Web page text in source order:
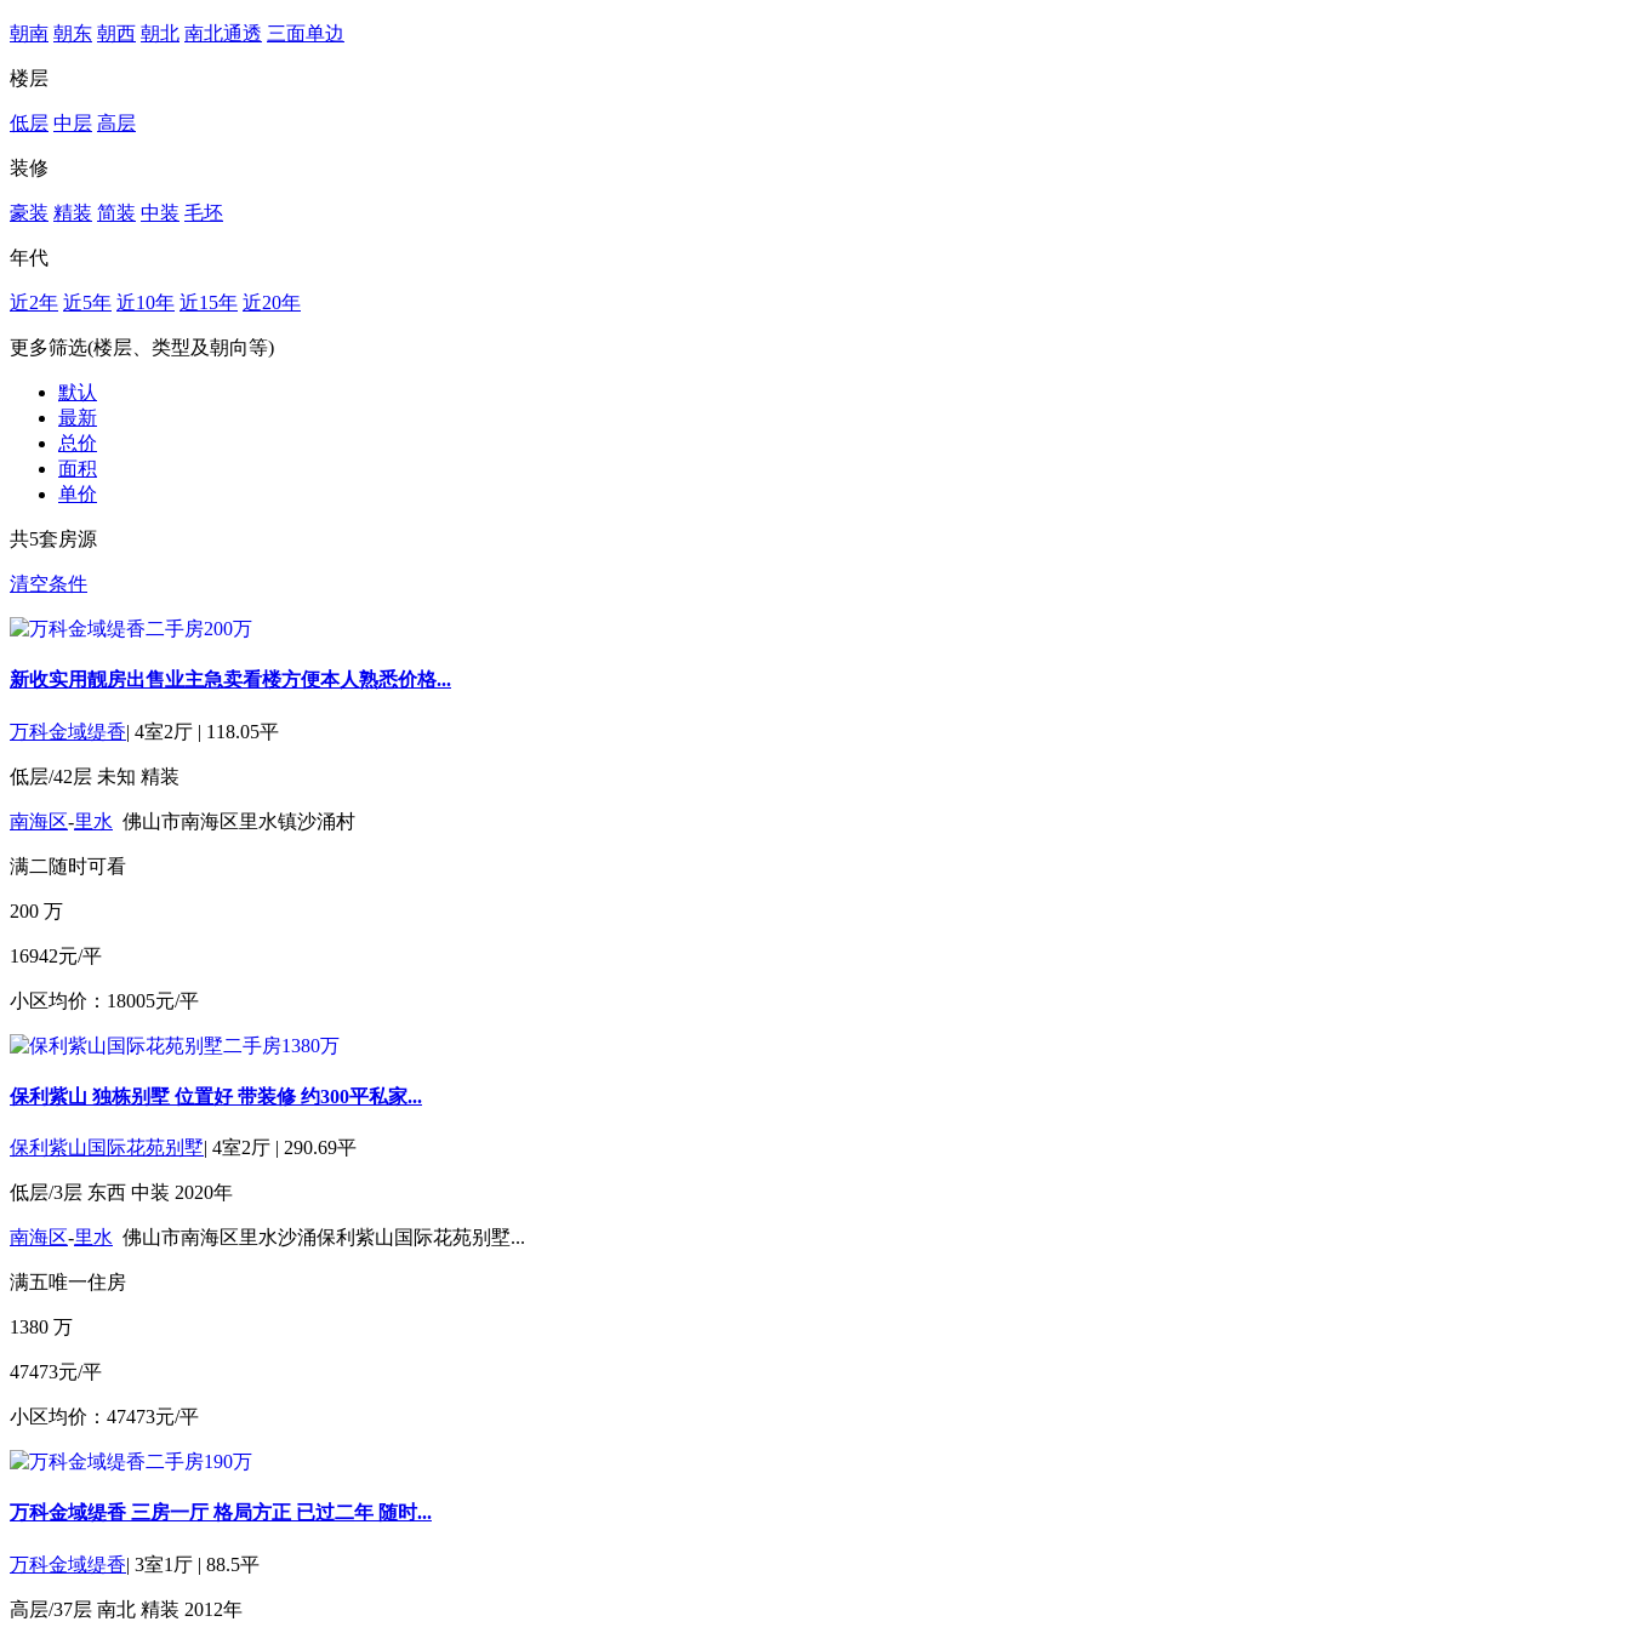
朝南 朝东 朝西 朝北 南北通透 三面单边
楼层
低层 中层 高层
装修
豪装 精装 简装 中装 毛坯
年代
近2年 近5年 近10年 近15年 近20年
更多筛选(楼层、类型及朝向等)
默认
最新
总价
面积
单价
共5套房源
清空条件
新收实用靓房出售业主急卖看楼方便本人熟悉价格...
万科金域缇香| 4室2厅 | 118.05平
低层/42层 未知 精装
南海区-里水 佛山市南海区里水镇沙涌村
满二 随时可看
200 万
16942元/平
小区均价：18005元/平
保利紫山 独栋别墅 位置好 带装修 约300平私家...
保利紫山国际花苑别墅| 4室2厅 | 290.69平
低层/3层 东西 中装 2020年
南海区-里水 佛山市南海区里水沙涌保利紫山国际花苑别墅...
满五唯一住房
1380 万
47473元/平
小区均价：47473元/平
万科金域缇香 三房一厅 格局方正 已过二年 随时...
万科金域缇香| 3室1厅 | 88.5平
高层/37层 南北 精装 2012年